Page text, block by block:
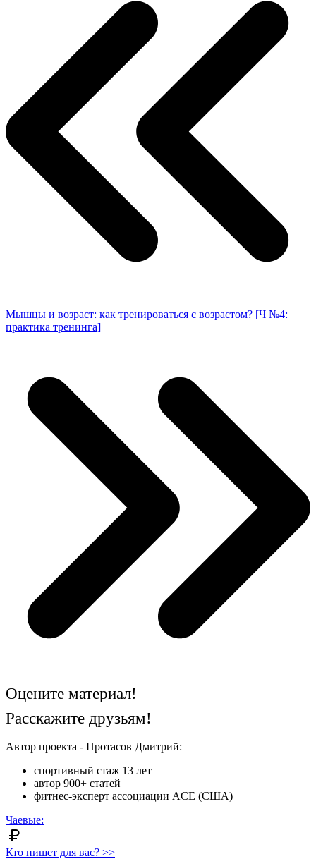
Мышцы и возраст: как тренироваться с возрастом? [Ч №4:
практика тренинга]
Оцените материал!
Расскажите друзьям!
Автор проекта - Протасов Дмитрий:
спортивный стаж 13 лет
автор 900+ статей
фитнес-эксперт ассоциации ACE (США)
Чаевые:
Кто пишет для вас? >>